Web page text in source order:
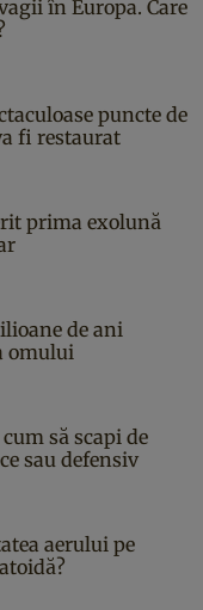
în Europa. Care
puncte de
fi restaurat
prima exolună
de ani
omului
să scapi de
sau defensiv
aerului pe